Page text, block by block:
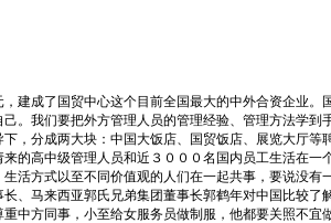
，建成了国贸中心这个目前全国最大的中外合资企业
。我们要把外方管理人员的管理经验、管理方法学
，分成两大块：中国大饭店、国贸饭店、展览大厅
的高中级管理人员和近３０００名国内员工生活在一
活方式以至不同价值观的人们在一起共事，要说没
、马来西亚郭氏兄弟集团董事长郭鹤年对中国比较
中方同事，小至给女服务员做制服，他都要关照不宜